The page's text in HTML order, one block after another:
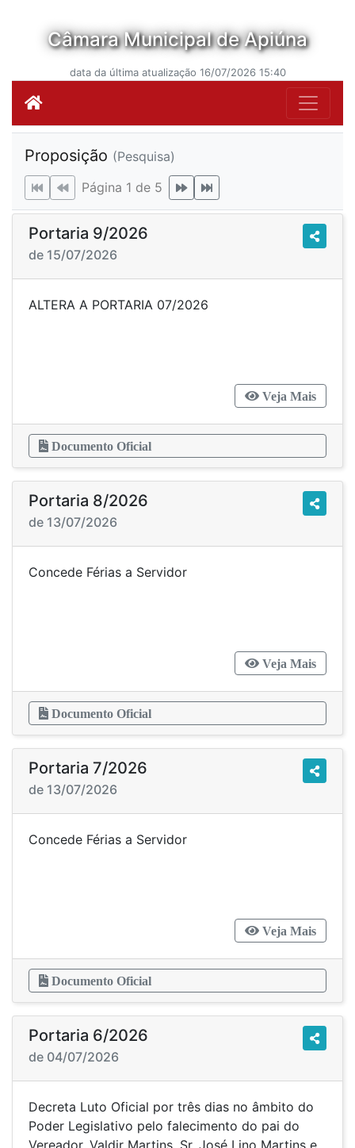
Câmara Municipal de Apiúna
data da última atualização 16/07/2026 15:40
Proposição (Pesquisa)
Página 1 de 5
Portaria 9/2026
de 15/07/2026
ALTERA A PORTARIA 07/2026
Veja Mais
Documento Oficial
Portaria 8/2026
de 13/07/2026
Concede Férias a Servidor
Veja Mais
Documento Oficial
Portaria 7/2026
de 13/07/2026
Concede Férias a Servidor
Veja Mais
Documento Oficial
Portaria 6/2026
de 04/07/2026
Decreta Luto Oficial por três dias no âmbito do
Poder Legislativo pelo falecimento do pai do
Vereador, Valdir Martins, Sr. José Lino Martins e